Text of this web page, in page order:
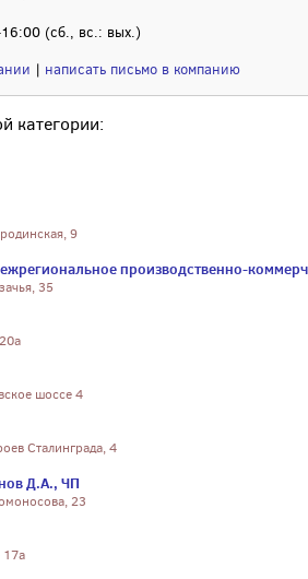
(сб., вс.: вых.)
| написать письмо в компанию
категории:
9
производственно-
35
шоссе 4
Сталинграда, 4
Д.А., ЧП
23
17а